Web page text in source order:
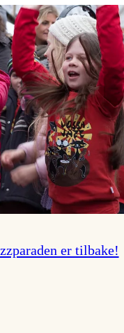
2026
–
Ingunn van Etten
er tilbake!